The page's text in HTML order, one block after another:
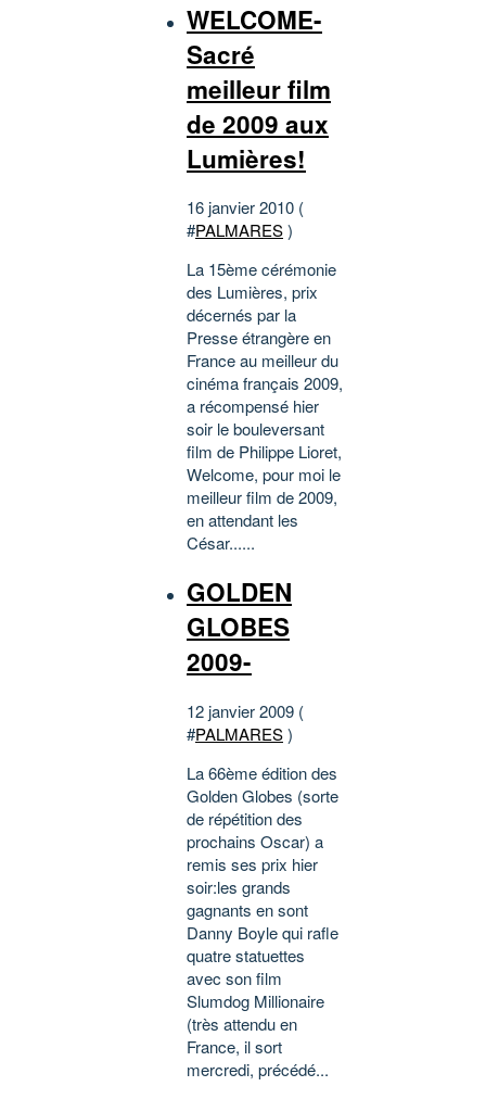
WELCOME-
Sacré
meilleur film
de 2009 aux
Lumières!
16 janvier 2010 (
#PALMARES)
La 15ème cérémonie
des Lumières, prix
décernés par la
Presse étrangère en
France au meilleur du
cinéma français 2009,
a récompensé hier
soir le bouleversant
film de Philippe Lioret,
Welcome, pour moi le
meilleur film de 2009,
en attendant les
César......
GOLDEN
GLOBES
2009-
12 janvier 2009 (
#PALMARES)
La 66ème édition des
Golden Globes (sorte
de répétition des
prochains Oscar) a
remis ses prix hier
soir:les grands
gagnants en sont
Danny Boyle qui rafle
quatre statuettes
avec son film
Slumdog Millionaire
(très attendu en
France, il sort
mercredi, précédé...